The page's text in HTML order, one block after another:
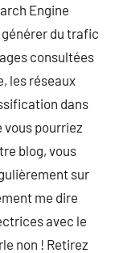
Engine
du trafic
consultées
les réseaux
dans
vous pourriez
blog, vous
sur
me dire
avec le
non ! Retirez